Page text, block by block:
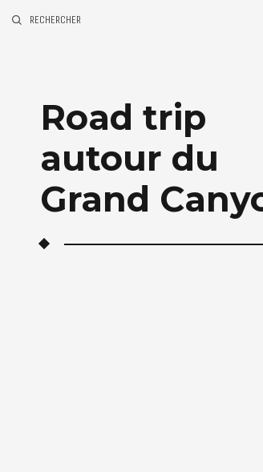
RECHERCHER
Road trip
autour du
Grand
1 2013